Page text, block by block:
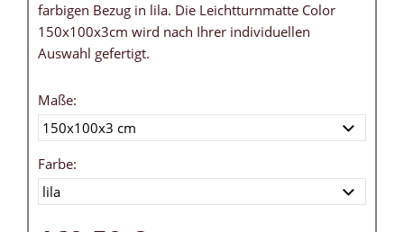
farbigen Bezug in lila. Die Leichtturnmatte Color
150x100x3cm wird nach Ihrer individuellen
Auswahl gefertigt.
Maße:
Farbe: